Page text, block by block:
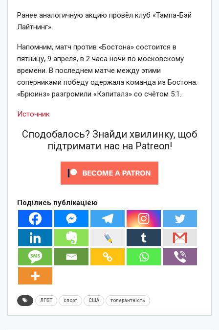
Ранее аналогичную акцию провёл клуб «Тампа-Бэй
Лайтнинг».
Напомним, матч против «Бостона» состоится в
пятницу, 9 апреля, в 2 часа ночи по московскому
времени. В последнем матче между этими
соперниками победу одержала команда из Бостона.
«Брюинз» разгромили «Кэпиталз» со счётом 5:1.
Источник
Сподобалось? Знайди хвилинку, щоб
підтримати нас на Patreon!
Поділись публікацією
ЛГБТ спорт США толерантність